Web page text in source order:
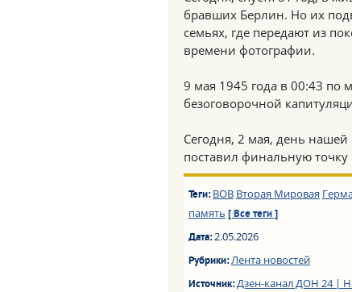
бравших Берлин. Но их
семьях, где передают из
времени фотографии.
9 мая 1945 года в 00:43 по
безоговорочной
Сегодня, 2 мая, день нашей
поставил финальную
Теги: ВОВ Вторая Мировая
память [ Все теги ]
Дата:2.05.2026
Рубрики:Лента новостей
Источник:Дзен-канал ДОН 24 |